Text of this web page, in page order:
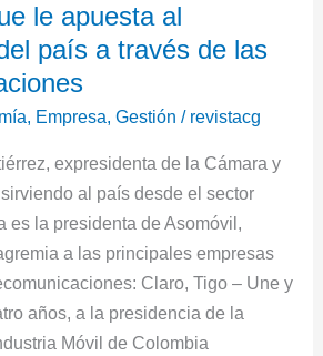
le apuesta al
país a través de las
, Empresa,Gestión / revistacg
expresidenta de la Cámara y
al país desde el sector
es la presidenta de Asomóvil,
a las principales empresas
Claro, Tigo – Une y
años, a la presidencia de la
Móvil de Colombia